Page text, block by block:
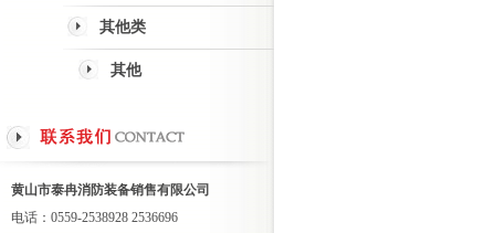
其他类
其他
黄山市泰冉消防装备销售有限公司
电话：0559-2538928 2536696